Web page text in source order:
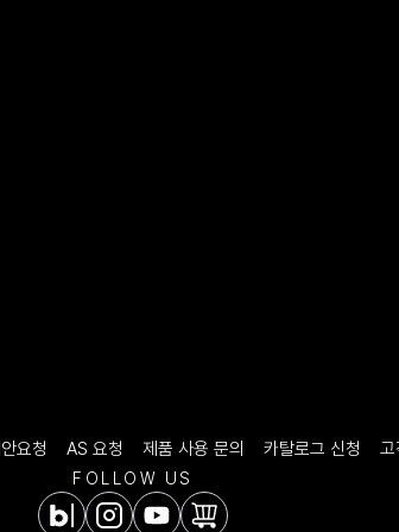
요청 AS 요청 제품 사용 문의 카탈로그 신청 고
FOLLOW US